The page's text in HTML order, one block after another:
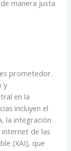
manera justa
prometedor.
y
en la
incluyen el
la integración
de las
(XAI), que